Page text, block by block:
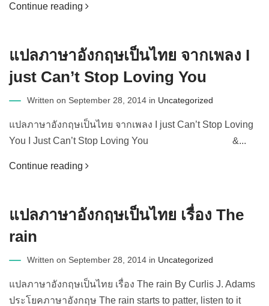
Continue reading
แปลภาษาอังกฤษเป็นไทย จากเพลง I
just Can’t Stop Loving You
Written on September 28, 2014 in Uncategorized
แปลภาษาอังกฤษเป็นไทย จากเพลง I just Can’t Stop Loving
You I Just Can’t Stop Loving You &...
Continue reading
แปลภาษาอังกฤษเป็นไทย เรื่อง The
rain
Written on September 28, 2014 in Uncategorized
แปลภาษาอังกฤษเป็นไทย เรื่อง The rain By Curlis J. Adams
ประโยคภาษาอังกฤษ The rain starts to patter, listen to it